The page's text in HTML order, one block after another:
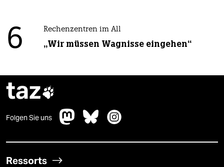
6 Rechenzentren im All
„Wir müssen Wagnisse eingehen“
taz
Folgen Sie uns
Ressorts